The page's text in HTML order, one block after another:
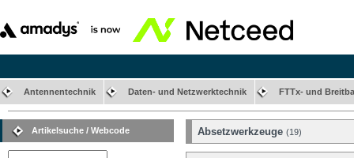
Antennentechnik Daten- und Netzwerktechnik FTTx- und
Artikelsuche / Webcode Absetzwerkzeuge (19)